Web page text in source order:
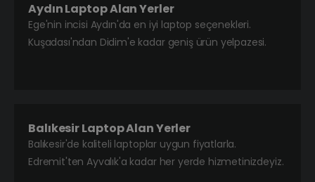
Aydın Laptop Alan Yerler
Ege'nin incisi Aydın'da en iyi laptop seçenekleri.
Kuşadası'ndan Didim'e kadar geniş ürün yelpazesi.
Balıkesir Laptop Alan Yerler
Balıkesir'de kaliteli laptoplar uygun fiyatlarla.
Edremit'ten Ayvalık'a kadar her yerde hizmetinizdeyiz.